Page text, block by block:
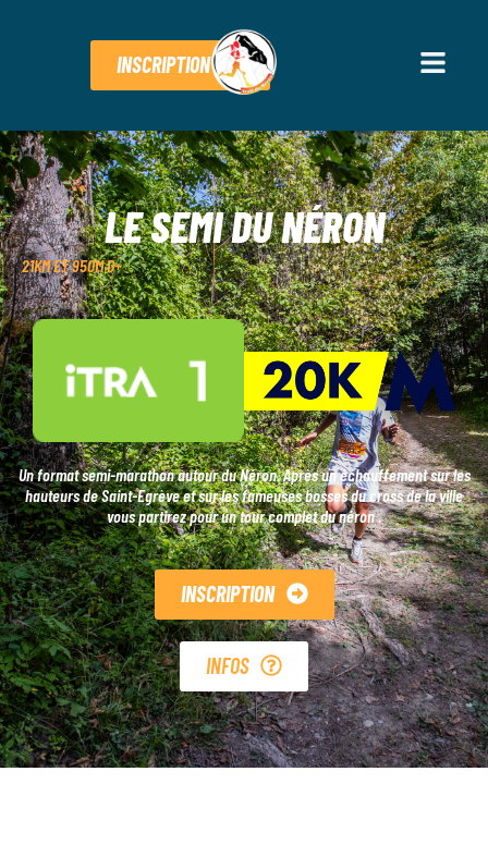
INSCRIPTION
LE SEMI DU NÉRON
21KM ET 950M D+
Un format semi-marathon autour du Néron. Après un échauffement sur les
hauteurs de Saint-Egrève et sur les fameuses bosses du cross de la ville
vous partirez pour un tour complet du néron .
INSCRIPTION
INFOS